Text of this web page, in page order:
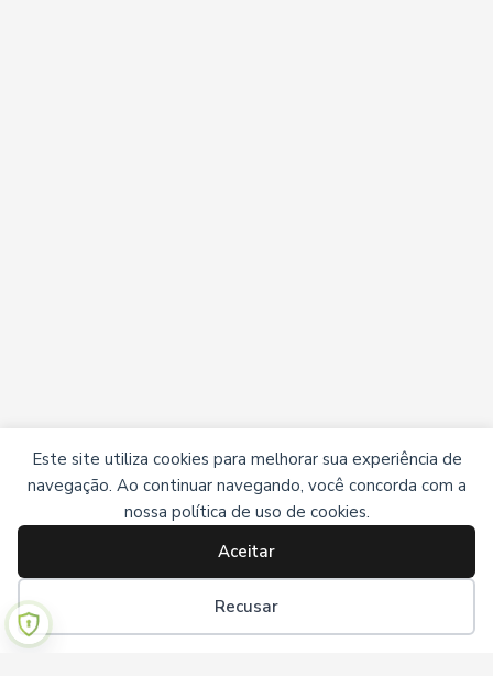
Este site utiliza cookies para melhorar sua experiência de
navegação. Ao continuar navegando, você concorda com a
nossa política de uso de cookies.
Aceitar
Recusar